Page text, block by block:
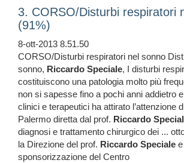
3. CORSO/Disturbi respiratori
(91%)
8-ott-2013 8.51.50
CORSO/Disturbi respiratori nel sonno
sonno, Riccardo Speciale, I disturbi
costituiscono una patologia molto più
non si sapesse fino a pochi anni addietro
clinici e terapeutici ha attirato l’attenzione
Palermo diretta dal prof. Riccardo
diagnosi e trattamento chirurgico dei ...
la Direzione del prof. Riccardo Speciale
sponsorizzazione del Centro